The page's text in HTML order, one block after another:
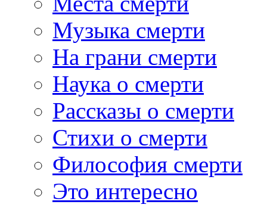
Музыка смерти
На грани смерти
Наука о смерти
Рассказы о смерти
Стихи о смерти
Философия смерти
Это интересно